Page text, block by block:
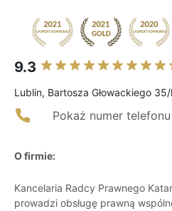
9.3
Lublin, Bartosza Głowackiego
Pokaż numer telefonu
O firmie:
Kancelaria Radcy Prawnego
prowadzi obsługę prawną